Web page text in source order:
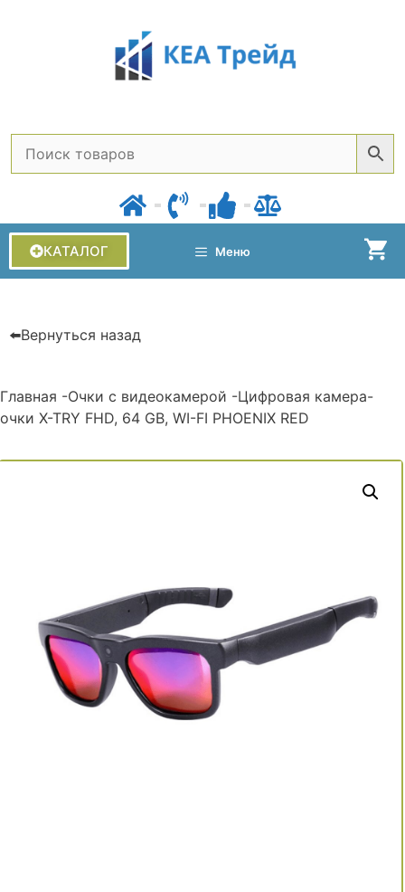
КАТАЛОГ Меню
⬅️Вернуться назад
Главная -Очки с видеокамерой -Цифровая камера-
очки X-TRY FHD, 64 GB, WI-FI PHOENIX RED